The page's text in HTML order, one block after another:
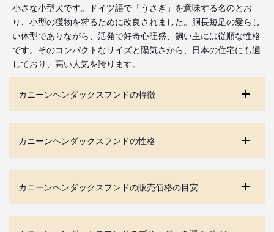
小さな小型犬です。ドイツ語で「うさぎ」を意味する名のとお
り、小型の獲物を狩るために改良されました。胴長短足の愛らし
い体型でありながら、活発で好奇心旺盛、飼い主には従順な性格
です。そのコンパクトなサイズと陽気さから、日本の住宅にも適
しており、高い人気を誇ります。
カニーンヘンダックスフンドの特徴
カニーンヘンダックスフンドの性格
カニーンヘンダックスフンドの販売価格の目安